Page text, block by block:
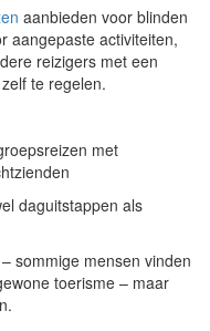
aanbieden voor blinden
aangepaste activiteiten,
reizigers met een
te regelen.
met
daguitstappen als
sommige mensen vinden
toerisme – maar